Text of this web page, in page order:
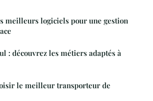
meilleurs logiciels pour une gestion
: découvrez les métiers adaptés à
le meilleur transporteur de